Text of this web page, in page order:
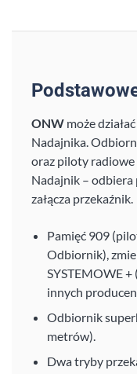
ONW może
Nadajnika.
oraz piloty radiowe
Nadajnik – odbiera
załącza przekaźnik.
Pamięć 909
Odbiornik),
SYSTEMOWE
innych
Odbiornik
metrów).
Dwa tryby